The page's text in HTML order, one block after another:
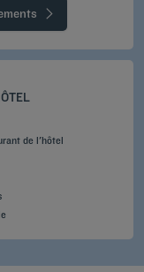
de l'hôtel